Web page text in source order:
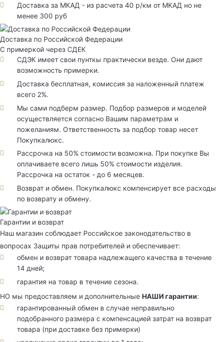
Доставка за МКАД - из расчета 40 р/км от МКАД но не
менее 300 руб
Доставка по Российской Федерации
С примеркой через СДЕК
СДЭК имеет свои пунткы практически везде. Они дают
возможность примерки.
Доставка бесплатная, комиссия за наложенный платеж
всего 2%.
Мы сами подберм размер. Подбор размеров и моделей
осуществляется согласно Вашим параметрам и
пожеланиям. Ответственность за подбор товар несет
Покупкалюкс.
Рассрочка на 50% стоимости возможна. При покупке Вы
оплачиваете всего лишь 50% стоимости изделия.
Рассрочка на остаток - до 6 месяцев.
Возврат и обмен. Покупкалюкс компенсирует все расходы
по возврату и обмену.
Гарантии и возврат
Наш магазин соблюдает Российское законодательство в
вопросах Защиты прав потребителей и обеспечивает:
обмен и возврат товара надлежащего качества в течение
14 дней;
гарантия на товар в течение сезона.
НО мы предоставляем и дополнительные НАШИ гарантии:
гарантированный обмен в случае неправильно
подобранного размера с компенсацией затрат на возврат
товара (при доставке без примерки)